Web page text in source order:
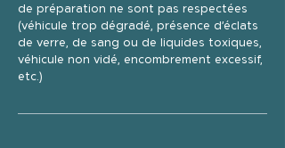
de préparation ne sont pas respectées
(véhicule trop dégradé, présence d’éclats
de verre, de sang ou de liquides toxiques,
véhicule non vidé, encombrement excessif,
etc.)